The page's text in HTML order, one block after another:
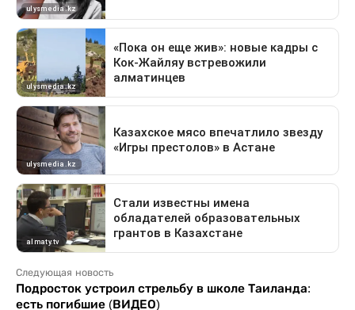
Следующая новость
Подросток устроил стрельбу в школе Таиланда:
есть погибшие (ВИДЕО)